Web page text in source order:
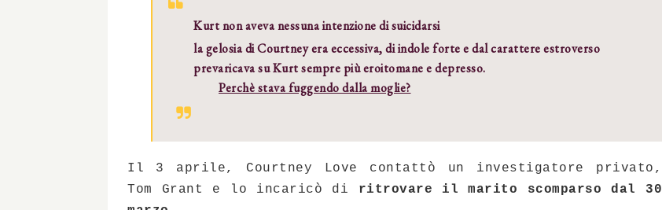
Kurt non aveva nessuna intenzione di suicidarsi
la gelosia di Courtney era eccessiva, di indole forte e dal carattere estroverso
prevaricava su Kurt sempre più eroitomane e depresso.
Perchè stava fuggendo dalla moglie?
Il 3 aprile, Courtney Love contattò un investigatore privato,
Tom Grant e lo incaricò di ritrovare il marito
scomparso dal 30